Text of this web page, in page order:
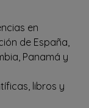
en
de España,
Panamá y
libros y